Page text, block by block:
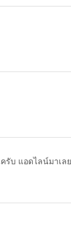
รับ แอดไลน์มาเล